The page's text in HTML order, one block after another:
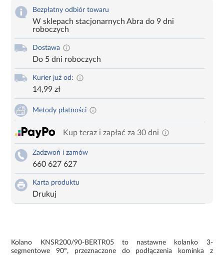
Bezpłatny odbiór towaru
W sklepach stacjonarnych Abra do 9 dni
roboczych
Dostawa
Do 5 dni roboczych
Kurier już od:
14,99 zł
Metody płatności
Kup teraz i zapłać za 30 dni
Zadzwoń i zamów
660 627 627
Karta produktu
Drukuj
Kolano KNSR200/90-BERTR05 to nastawne kolanko 3-
segmentowe 90°, przeznaczone do podłączenia kominka z